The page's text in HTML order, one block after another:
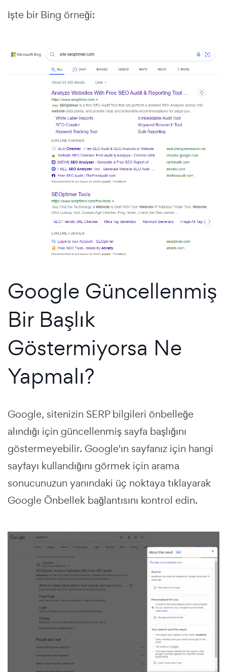
İşte bir Bing örneği:
Google Güncellenmiş
Bir Başlık
Göstermiyorsa Ne
Yapmalı?
Google, sitenizin SERP bilgileri önbelleğe
alındığı için güncellenmiş sayfa başlığını
göstermeyebilir. Google'ın sayfanız için hangi
sayfayı kullandığını görmek için arama
sonucunuzun yanındaki üç noktaya tıklayarak
Google Önbellek bağlantısını kontrol edin.